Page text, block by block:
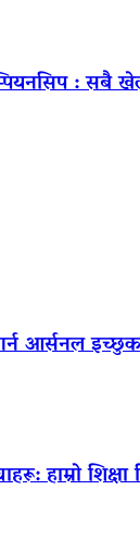
: सबै
आर्सनल इच्छुक
हाम्रो